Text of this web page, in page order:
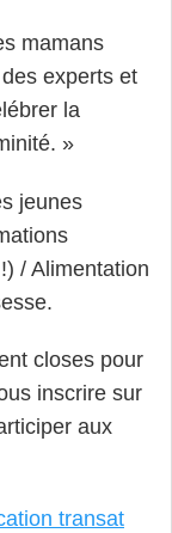
mamans
experts et
la
»
jeunes
/ Alimentation
closes pour
inscrire sur
aux
transat